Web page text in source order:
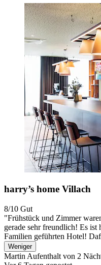
harry’s home Villach
8/10 Gut
"Frühstück und Zimmer
gerade sehr freundlich! Es
Familien geführten Hotel!
Weniger
Martin Aufenthalt von 2